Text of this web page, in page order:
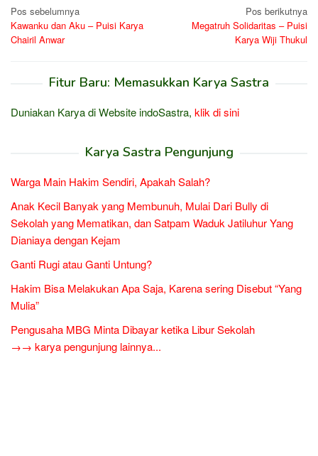
Navigasi
pos
Pos sebelumnya
Kawanku dan Aku – Puisi Karya
Chairil Anwar
Pos berikutnya
Megatruh Solidaritas – Puisi
Karya Wiji Thukul
Fitur Baru: Memasukkan Karya Sastra
Duniakan Karya di Website indoSastra, klik di sini
Karya Sastra Pengunjung
Warga Main Hakim Sendiri, Apakah Salah?
Anak Kecil Banyak yang Membunuh, Mulai Dari Bully di
Sekolah yang Mematikan, dan Satpam Waduk Jatiluhur Yang
Dianiaya dengan Kejam
Ganti Rugi atau Ganti Untung?
Hakim Bisa Melakukan Apa Saja, Karena sering Disebut “Yang
Mulia”
Pengusaha MBG Minta Dibayar ketika Libur Sekolah
→→ karya pengunjung lainnya...